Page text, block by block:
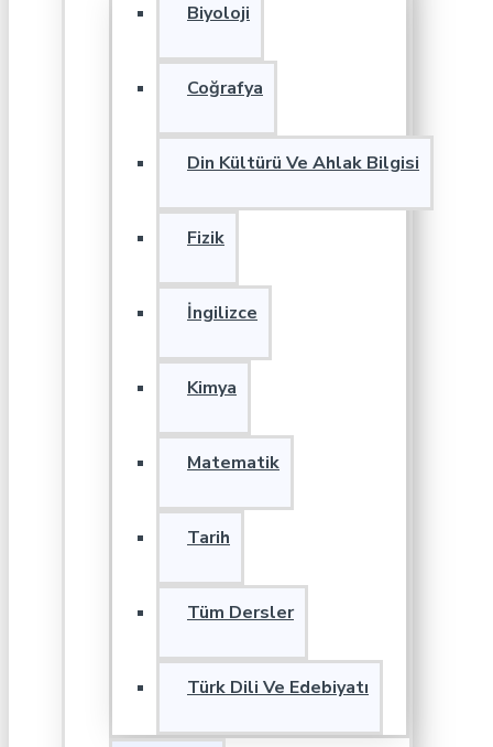
Biyoloji
Coğrafya
Din Kültürü Ve Ahlak Bilgisi
Fizik
İngilizce
Kimya
Matematik
Tarih
Tüm Dersler
Türk Dili Ve Edebiyatı